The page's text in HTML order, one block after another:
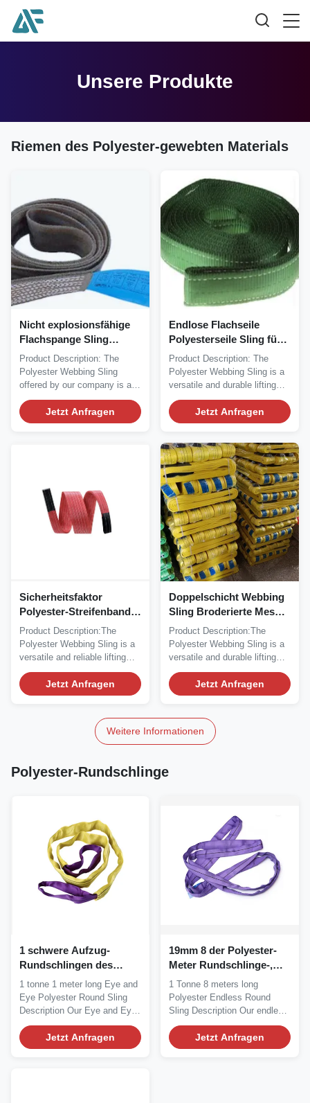
Unsere Produkte
Riemen des Polyester-gewebten Materials
Nicht explosionsfähige
Flachspange Sling
Hochfestigkeits-
Polyester für
Schwerlastheben
Product Description: The
Polyester Webbing Sling
offered by our company is a
top-quality product...
Jetzt Anfragen
Endlose Flachseile
Polyesterseile Sling für
Plastiktüten Verpackung
Rigging Zubehör
Product Description: The
Polyester Webbing Sling is a
versatile and durable lifting
solution...
Jetzt Anfragen
Sicherheitsfaktor
Polyester-Streifenband
Sling Endlos
Flachseilband für
schwere Anwendungen
Product Description:The
Polyester Webbing Sling is a
versatile and reliable lifting
accessory...
Jetzt Anfragen
Doppelschicht Webbing
Sling Broderierte Mesh
Spitze Stoff mit
zusätzlichen
Eigenschaften 500D
Nylon Stoff
Product Description:The
Polyester Webbing Sling is a
versatile and durable lifting
accessory...
Jetzt Anfragen
Weitere Informationen
Polyester-Rundschlinge
1 schwere Aufzug-
Rundschlingen des
Meter-1000KG, Auge und
Augen-Riemen
1 tonne 1 meter long Eye and
Eye Polyester Round Sling
Description Our Eye and Eye
Polyester...
Jetzt Anfragen
19mm 8 der Polyester-
Meter Rundschlinge-,
endlose anhebende
Bügel 1000KG
1 Tonne 8 meters long
Polyester Endless Round
Sling Description Our endless
round slings are made...
Jetzt Anfragen